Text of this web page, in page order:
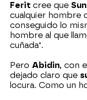
Ferit cree que
cualquier hombre
conseguido lo
hombre al que
cuñada".
Pero Abidin, con
dejado claro que
locura. Como un